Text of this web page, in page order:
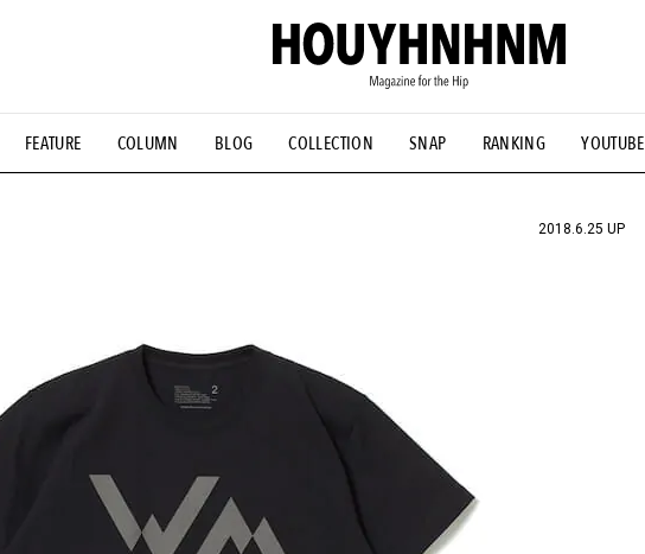
FEATURE COLUMN BLOG COLLECTION SNAP RANKING YOUTUBE
#ESSENTIAL DESIGNS #古着サミット #NEW VINTAGE #マイナーグッド図鑑
#Commune H #FOCUS IT #AH.H #ととけん #FASHION #MUSIC
2018.6.25 UP